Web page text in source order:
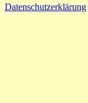
Datenschutzerklärung